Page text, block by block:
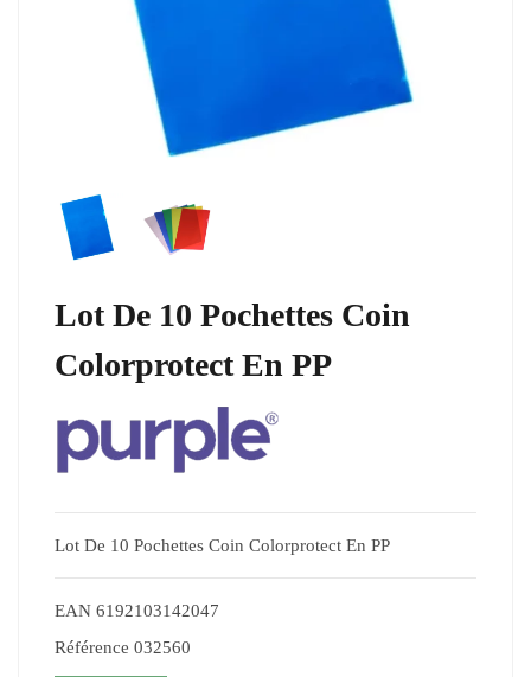
Lot De 10 Pochettes Coin
Colorprotect En PP
Lot De 10 Pochettes Coin Colorprotect En PP
EAN 6192103142047
Référence 032560